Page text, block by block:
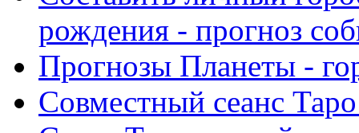
рождения - прогноз
Прогнозы Планеты -
Совместный сеанс